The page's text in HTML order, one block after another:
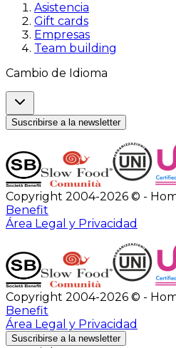
Asistencia
Gift cards
Empresas
Team building
Cambio de Idioma
Suscribirse a la newsletter
Copyright 2004-2026 © -
Benefit
Área Legal y Privacidad
Copyright 2004-2026 © -
Benefit
Área Legal y Privacidad
Suscribirse a la newsletter